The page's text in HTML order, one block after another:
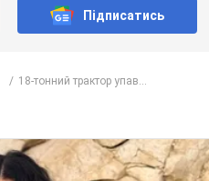
Підписатись
18-тонний трактор упав...